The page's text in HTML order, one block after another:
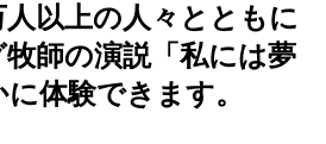
以上の人々とともに
師の演説「私には夢
体験できます。